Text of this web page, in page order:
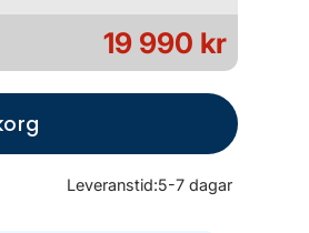
19 990 kr
Leveranstid:5-7 dagar